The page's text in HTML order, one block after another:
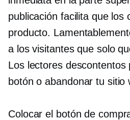
publicación facilita que los
producto.
a los visitantes que solo
Los lectores descontentos
botón o abandonar tu sitio
Colocar el botón de